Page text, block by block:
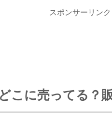
スポンサーリンク
こに売ってる？